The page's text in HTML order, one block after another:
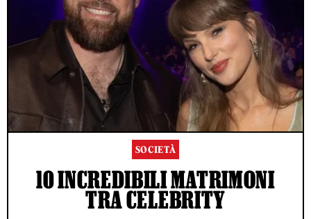
SOCIETÀ
10 INCREDIBILI MATRIMONI
TRA CELEBRITY